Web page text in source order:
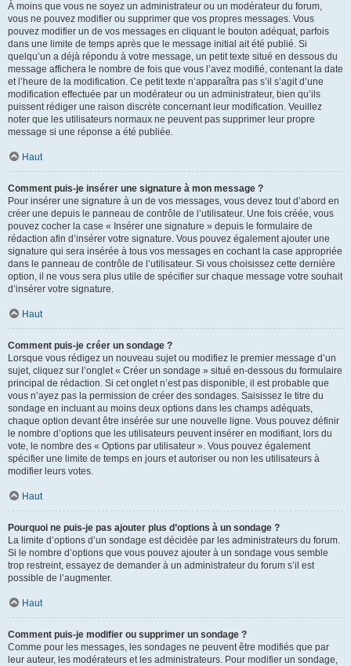
À moins que vous ne soyez un administrateur ou un modérateur du forum,
vous ne pouvez modifier ou supprimer que vos propres messages. Vous
pouvez modifier un de vos messages en cliquant le bouton adéquat, parfois
dans une limite de temps après que le message initial ait été publié. Si
quelqu’un a déjà répondu à votre message, un petit texte situé en dessous du
message affichera le nombre de fois que vous l’avez modifié, contenant la date
et l’heure de la modification. Ce petit texte n’apparaîtra pas s’il s’agit d’une
modification effectuée par un modérateur ou un administrateur, bien qu’ils
puissent rédiger une raison discrète concernant leur modification. Veuillez
noter que les utilisateurs normaux ne peuvent pas supprimer leur propre
message si une réponse a été publiée.
Haut
Comment puis-je insérer une signature à mon message ?
Pour insérer une signature à un de vos messages, vous devez tout d’abord en
créer une depuis le panneau de contrôle de l’utilisateur. Une fois créée, vous
pouvez cocher la case « Insérer une signature » depuis le formulaire de
rédaction afin d’insérer votre signature. Vous pouvez également ajouter une
signature qui sera insérée à tous vos messages en cochant la case appropriée
dans le panneau de contrôle de l’utilisateur. Si vous choisissez cette dernière
option, il ne vous sera plus utile de spécifier sur chaque message votre souhait
d’insérer votre signature.
Haut
Comment puis-je créer un sondage ?
Lorsque vous rédigez un nouveau sujet ou modifiez le premier message d’un
sujet, cliquez sur l’onglet « Créer un sondage » situé en-dessous du formulaire
principal de rédaction. Si cet onglet n’est pas disponible, il est probable que
vous n’ayez pas la permission de créer des sondages. Saisissez le titre du
sondage en incluant au moins deux options dans les champs adéquats,
chaque option devant être insérée sur une nouvelle ligne. Vous pouvez définir
le nombre d’options que les utilisateurs peuvent insérer en modifiant, lors du
vote, le nombre des « Options par utilisateur ». Vous pouvez également
spécifier une limite de temps en jours et autoriser ou non les utilisateurs à
modifier leurs votes.
Haut
Pourquoi ne puis-je pas ajouter plus d’options à un sondage ?
La limite d’options d’un sondage est décidée par les administrateurs du forum.
Si le nombre d’options que vous pouvez ajouter à un sondage vous semble
trop restreint, essayez de demander à un administrateur du forum s’il est
possible de l’augmenter.
Haut
Comment puis-je modifier ou supprimer un sondage ?
Comme pour les messages, les sondages ne peuvent être modifiés que par
leur auteur, les modérateurs et les administrateurs. Pour modifier un sondage,